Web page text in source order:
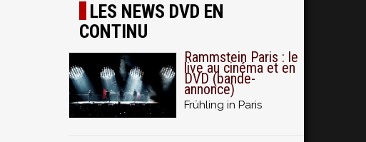
LES NEWS DVD EN
CONTINU
Rammstein Paris : le
live au cinéma et en
DVD (bande-
annonce)
Frühling in Paris